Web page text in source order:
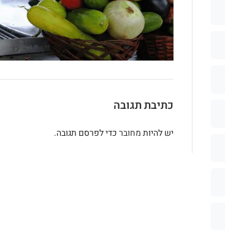
כתיבת תגובה
יש להיותמחוברכדי לפרסם תגובה.